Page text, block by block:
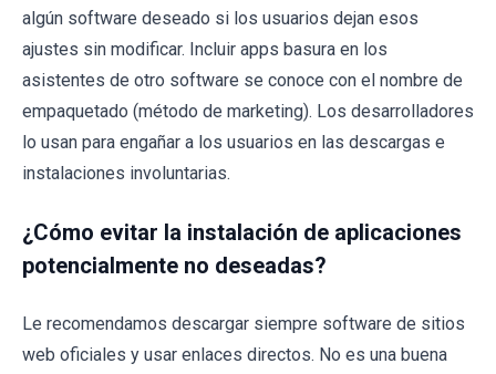
algún software deseado si los usuarios dejan esos
ajustes sin modificar. Incluir apps basura en los
asistentes de otro software se conoce con el nombre de
empaquetado (método de marketing). Los desarrolladores
lo usan para engañar a los usuarios en las descargas e
instalaciones involuntarias.
¿Cómo evitar la instalación de aplicaciones
potencialmente no deseadas?
Le recomendamos descargar siempre software de sitios
web oficiales y usar enlaces directos. No es una buena